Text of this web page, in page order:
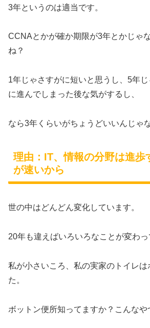
3年というのは適当です。
CCNAとかが確か期限が3年とかじゃ
ね？
1年じゃさすがに短いと思うし、5年
に進んでしまった後な気がするし、
なら3年くらいがちょうどいいんじゃ
理由：IT、情報の分野は進歩
が速いから
世の中はどんどん変化しています。
20年も違えばいろいろなことが変わっ
私が小さいころ、私の実家のトイレは
た。
ボットン便所知ってますか？こんなや